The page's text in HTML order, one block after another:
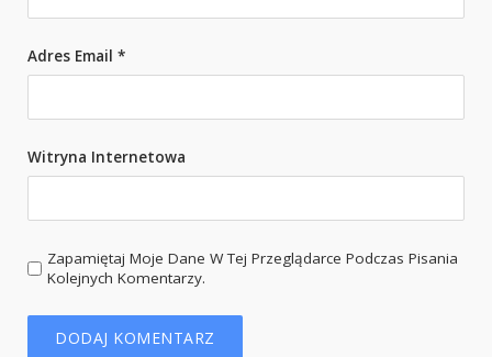
Adres Email *
Witryna Internetowa
Zapamiętaj Moje Dane W Tej Przeglądarce Podczas Pisania
Kolejnych Komentarzy.